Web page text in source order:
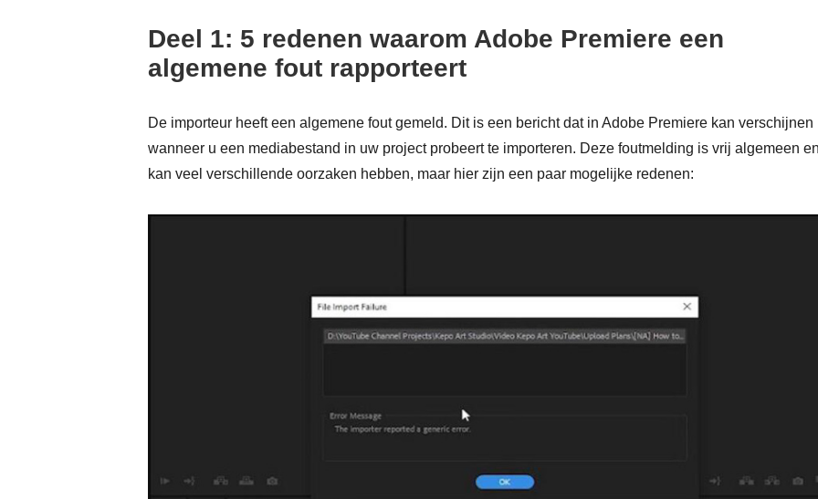
Deel 1: 5 redenen waarom Adobe Premiere een
algemene fout rapporteert
De importeur heeft een algemene fout gemeld. Dit is een bericht dat in Adobe Premiere kan verschijnen
wanneer u een mediabestand in uw project probeert te importeren. Deze foutmelding is vrij algemeen
kan veel verschillende oorzaken hebben, maar hier zijn een paar mogelijke redenen: